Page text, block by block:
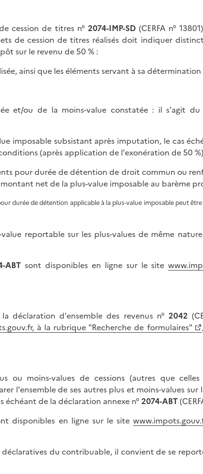
cession de titres n° 2074-IMP-SD (CERFA n°
de cession de titres réalisés doit indiquer
sur le revenu de 50 % :
ainsi que les éléments servant à sa détermination
et/ou de la moins-value constatée : il s'agit
imposable subsistant après imputation, le cas
(après application de l'exonération de 50
pour durée de détention de droit commun ou
net de la plus-value imposable au barème
durée de détention applicable à la plus-value imposable peut
reportable sur les plus-values de même
ABT sont disponibles en ligne sur le site
déclaration d'ensemble des revenus n° 2042
à la rubrique "Recherche de formulaires"
ou moins-values de cessions (autres que
l'ensemble de ses autres plus et moins-values sur
échéant de la déclaration annexe n° 2074-ABT
disponibles en ligne sur le site
du contribuable, il convient de se